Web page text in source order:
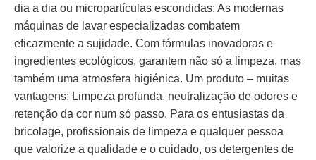
dia a dia ou micropartículas escondidas: As modernas
máquinas de lavar especializadas combatem
eficazmente a sujidade. Com fórmulas inovadoras e
ingredientes ecológicos, garantem não só a limpeza, mas
também uma atmosfera higiénica. Um produto – muitas
vantagens: Limpeza profunda, neutralização de odores e
retenção da cor num só passo. Para os entusiastas da
bricolage, profissionais de limpeza e qualquer pessoa
que valorize a qualidade e o cuidado, os detergentes de